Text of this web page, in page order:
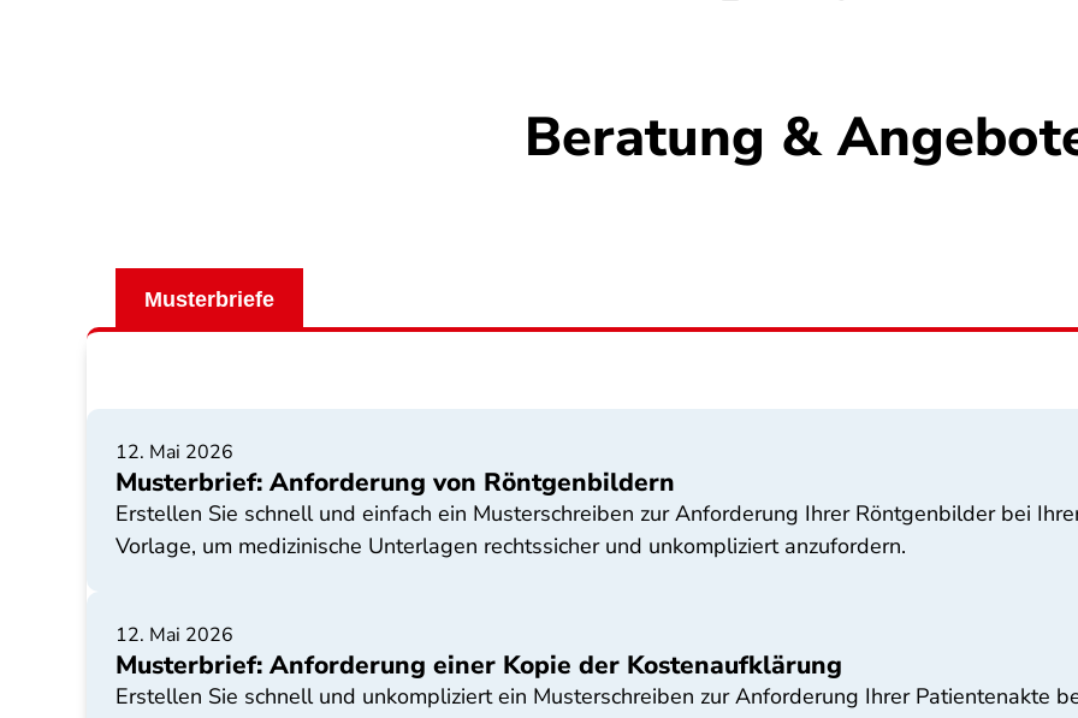
Beratung &
Musterbriefe
12. Mai 2026
Musterbrief: Anforderung von Röntgenbildern
Erstellen Sie schnell und einfach ein Musterschreiben zur Anforderung Ihrer Röntgenbilder bei
Vorlage, um medizinische Unterlagen rechtssicher und unkompliziert anzufordern.
12. Mai 2026
Musterbrief: Anforderung einer Kopie der Kostenaufklärung
Erstellen Sie schnell und unkompliziert ein Musterschreiben zur Anforderung Ihrer Patientenakte